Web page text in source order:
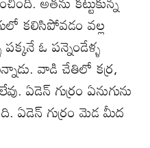
కలిసిపోవడం వల్ల
ఓ పన్నెండేళ్ళ
వాడి చేతిలో కర్ర,
ఏడెన్ గుర్రం ఏనుగును
ఏడెన్ గుర్రం మెడ మీద